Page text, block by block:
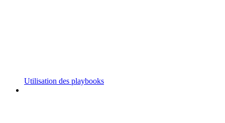
Utilisation des playbooks